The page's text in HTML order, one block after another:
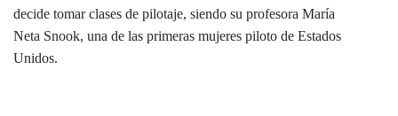
decide tomar clases de pilotaje, siendo su profesora María
Neta Snook, una de las primeras mujeres piloto de Estados
Unidos.